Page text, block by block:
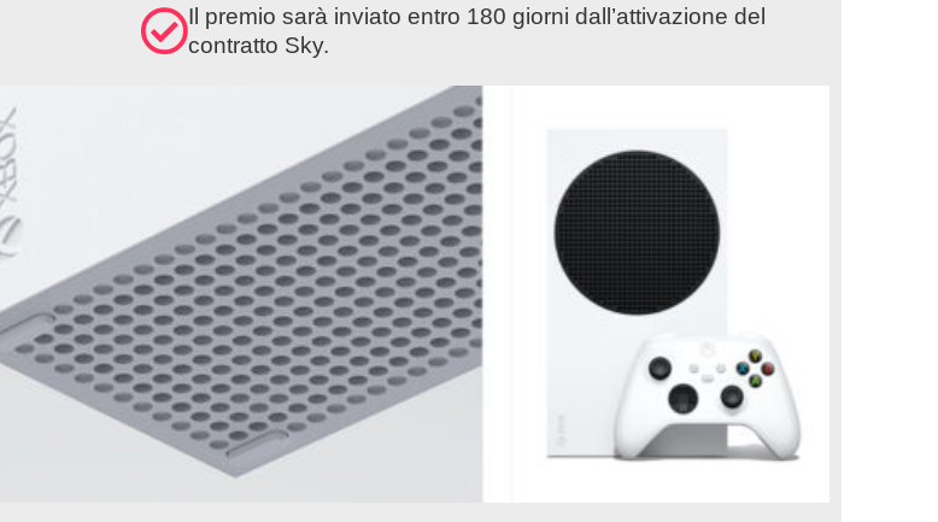
Il premio sarà inviato entro 180 giorni dall’attivazione del
contratto Sky.